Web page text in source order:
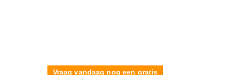
Vraag vandaag nog een gratis